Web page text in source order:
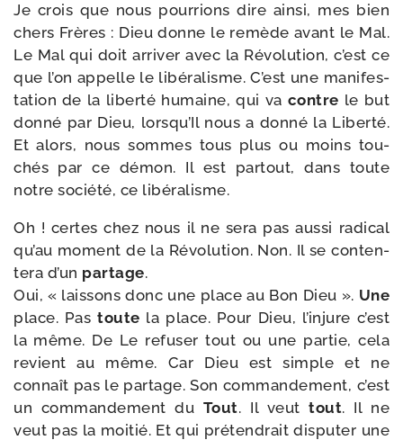
Je crois que nous pour­rions dire ain­si, mes bien
chers Frères : Dieu donne le remède avant le Mal.
Le Mal qui doit arri­ver avec la Révolution, c’est ce
que l’on appelle le libé­ra­lisme. C’est une mani­fes­
ta­tion de la liber­té humaine, qui va contre le but
don­né par Dieu, lorsqu’Il nous a don­né la Liberté.
Et alors, nous sommes tous plus ou moins tou­
chés par ce démon. Il est par­tout, dans toute
notre socié­té, ce libéralisme.
Oh ! certes chez nous il ne sera pas aus­si radi­cal
qu’au moment de la Révolution. Non. Il se conten­
te­ra d’un par­tage.
Oui, « lais­sons donc une place au Bon Dieu ». Une
place. Pas toute la place. Pour Dieu, l’injure c’est
la même. De Le refu­ser tout ou une par­tie, cela
revient au même. Car Dieu est simple et ne
connaît pas le par­tage. Son com­man­de­ment, c’est
un com­man­de­ment du Tout. Il veuttout. Il ne
veut pas la moi­tié. Et qui pré­ten­drait dis­pu­ter une